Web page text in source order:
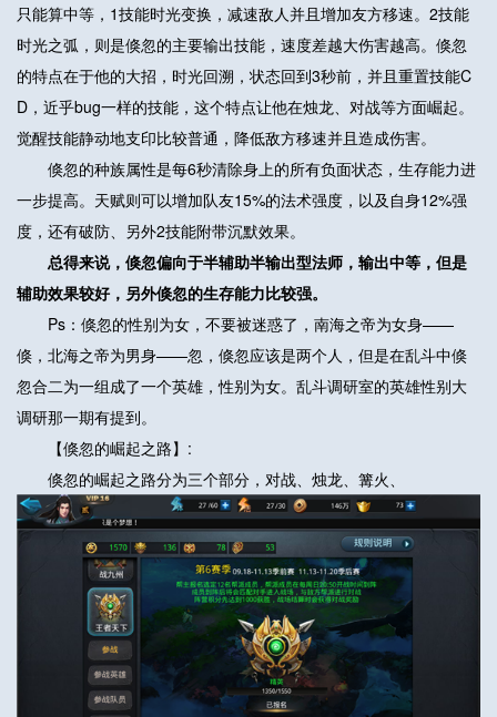
只能算中等，1技能时光变换，减速敌人并且增加友方移速。2技能
时光之弧，则是倏忽的主要输出技能，速度差越大伤害越高。倏忽
的特点在于他的大招，时光回溯，状态回到3秒前，并且重置技能C
D，近乎bug一样的技能，这个特点让他在烛龙、对战等方面崛起。
觉醒技能静动地支印比较普通，降低敌方移速并且造成伤害。
倏忽的种族属性是每6秒清除身上的所有负面状态，生存能力进
一步提高。天赋则可以增加队友15%的法术强度，以及自身12%强
度，还有破防、另外2技能附带沉默效果。
总得来说，倏忽偏向于半辅助半输出型法师，输出中等，但是
辅助效果较好，另外倏忽的生存能力比较强。
Ps：倏忽的性别为女，不要被迷惑了，南海之帝为女身——
倏，北海之帝为男身——忽，倏忽应该是两个人，但是在乱斗中倏
忽合二为一组成了一个英雄，性别为女。乱斗调研室的英雄性别大
调研那一期有提到。
【倏忽的崛起之路】:
倏忽的崛起之路分为三个部分，对战、烛龙、篝火、